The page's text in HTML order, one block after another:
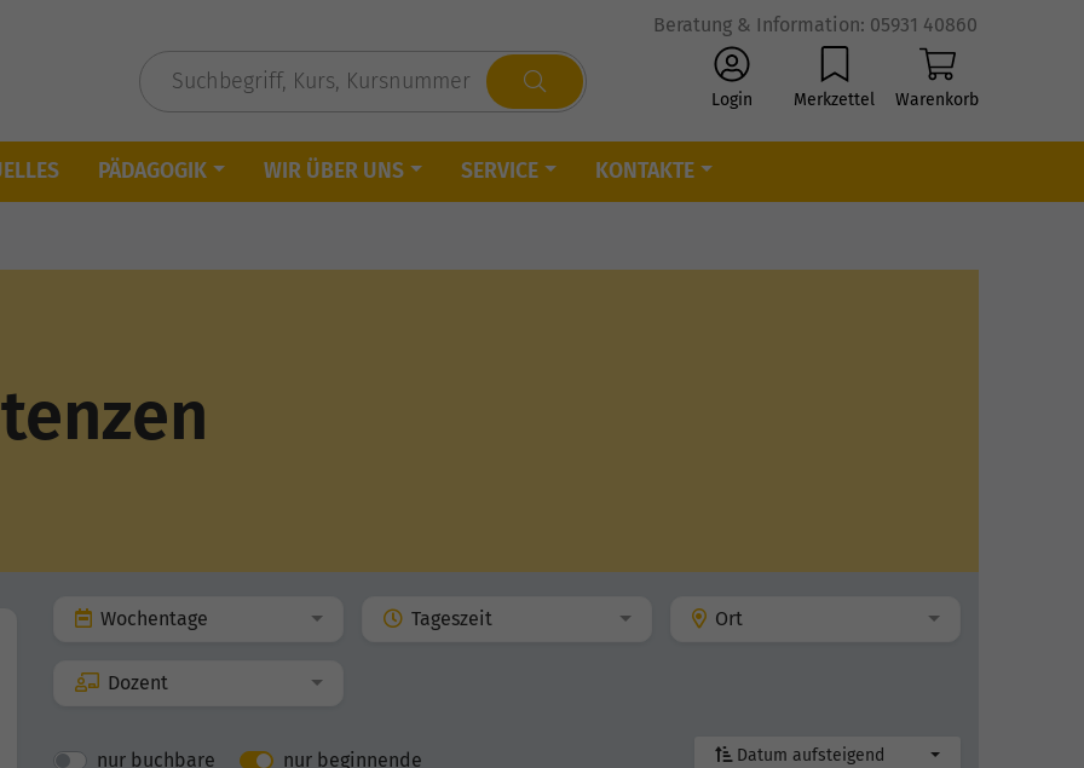
Beratung & Information: 05931 40860
Login Merkzettel Warenkorb
PÄDAGOGIK WIR ÜBER UNS SERVICE KONTAKTE
Wochentage Tageszeit Ort
Dozent
nur buchbare nur beginnende Datum aufsteigend